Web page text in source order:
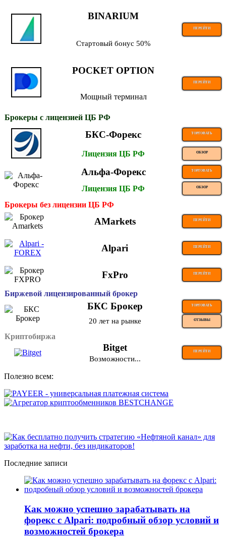
BINARIUM
ПЕРЕЙТИ
Стартовый бонус 50%
POCKET OPTION
ПЕРЕЙТИ
Мощный терминал
Брокеры с лицензией ЦБ РФ
БКС-Форекс ТОРГОВАТЬ
Лицензия ЦБ РФ ОБЗОР
Альфа-Форекс ТОРГОВАТЬ
Лицензия ЦБ РФ ОБЗОР
Брокеры без лицензии ЦБ РФ
AMarkets ПЕРЕЙТИ
Alpari ПЕРЕЙТИ
FxPro ПЕРЕЙТИ
Биржевой лицензированный брокер
БКС Брокер ТОРГОВАТЬ
20 лет на рынке ОТЗЫВЫ
Криптобиржа
Bitget ПЕРЕЙТИ
Возможности...
Полезно всем:
Последние записи
Как можно успешно зарабатывать на
форекс с Alpari: подробный обзор условий и
возможностей брокера